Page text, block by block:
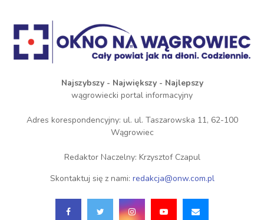
Najszybszy - Największy - Najlepszy
wągrowiecki portal informacyjny
Adres korespondencyjny: ul. ul. Taszarowska 11, 62-100
Wągrowiec
Redaktor Naczelny: Krzysztof Czapul
Skontaktuj się z nami: redakcja@onw.com.pl